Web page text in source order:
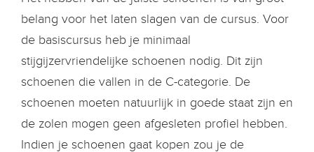
belang voor het laten slagen van de cursus. Voor
de basiscursus heb je minimaal
stijgijzervriendelijke schoenen nodig. Dit zijn
schoenen die vallen in de C-categorie. De
schoenen moeten natuurlijk in goede staat zijn en
de zolen mogen geen afgesleten profiel hebben.
Indien je schoenen gaat kopen zou je de